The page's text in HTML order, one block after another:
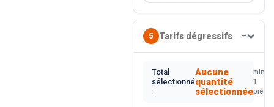
5 Tarifs dégressifs —
Total
sélectionné
:
Aucune
quantité
sélectionnée
min.
1
pièce